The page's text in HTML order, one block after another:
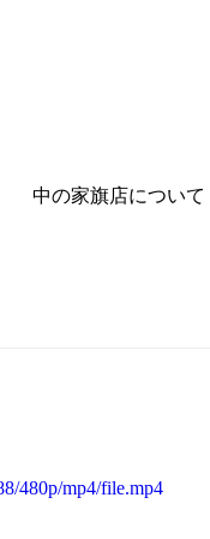
中の家旗店について
480p/mp4/file.mp4